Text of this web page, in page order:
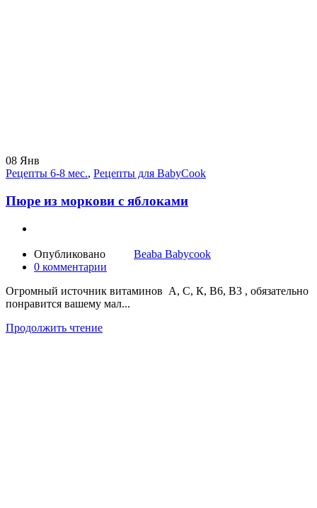
08 Янв
Рецепты 6-8 мес., Рецепты для BabyCook
Пюре из моркови с яблоками
Опубликовано
Beaba Babycook
0 комментарии
Огромный источник витаминов А, С, К, В6, В3 , обязательно
понравится вашему мал...
Продолжить чтение